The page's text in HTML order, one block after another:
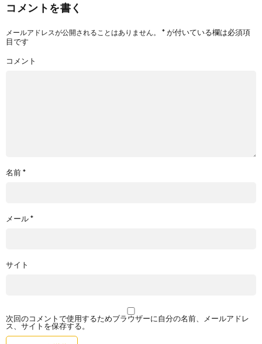
コメントを書く
メールアドレスが公開されることはありません。 *が付いている欄は必須項
目です
コメント
名前*
メール*
サイト
次回のコメントで使用するためブラウザーに自分の名前、メールアドレ
ス、サイトを保存する。